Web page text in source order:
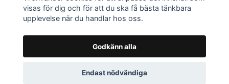
© 2026 Nolbox AB
visas för dig och för att du ska få bästa tänkbara
upplevelse när du handlar hos oss.
Godkänn alla
Endast nödvändiga